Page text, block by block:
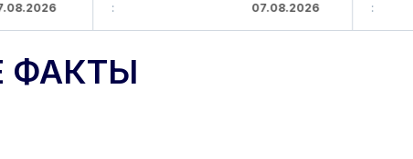
07.08.2026
ФАКТЫ